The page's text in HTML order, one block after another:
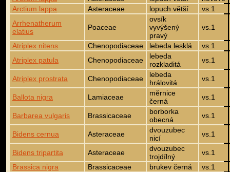
Arctium lappa
Asteraceae lopuch větší
vs.1
Arrhenatherum
elatius
Poaceae
ovsík
vyvýšený
pravý
vs.1
Atriplex nitens Chenopodiaceae lebeda lesklá
vs.1
Atriplex patula
Chenopodiaceae
lebeda
rozkladitá
vs.1
Atriplex prostrata Chenopodiaceae
lebeda
hrálovitá
vs.1
Ballota nigra Lamiaceae
měrnice
černá
vs.1
Barbarea vulgaris Brassicaceae
borborka
obecná
vs.1
Bidens cernua Asteraceae
dvouzubec
nicí
vs.1
Bidens tripartita Asteraceae
dvouzubec
trojdílný
vs.1
Brassica nigra
Brassicaceae brukev černá
vs.1